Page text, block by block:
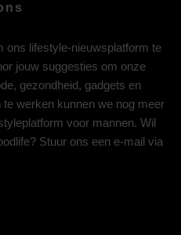
ons lifestyle-nieuwsplatform te
jouw suggesties om onze
gezondheid, gadgets en
werken kunnen we nog meer
voor mannen. Wil
Stuur ons een e-mail via